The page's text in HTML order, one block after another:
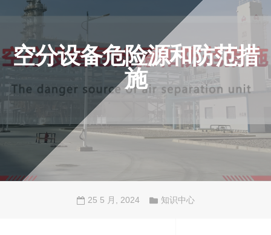
空分设备危险源和防范措
施
25 5 月, 2024 知识中心